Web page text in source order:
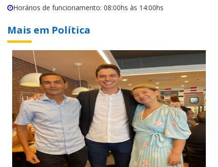
Horários de funcionamento: 08:00hs às 14:00hs
Mais em Política